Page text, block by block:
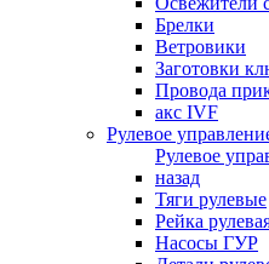
Брелки
Ветровики
Заготовки
Провода
акс IVF
Рулевое
Рулевое
назад
Тяги рулевые
Рейка
Насосы ГУР